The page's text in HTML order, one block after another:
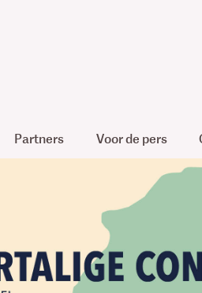
Partners Voor de pers